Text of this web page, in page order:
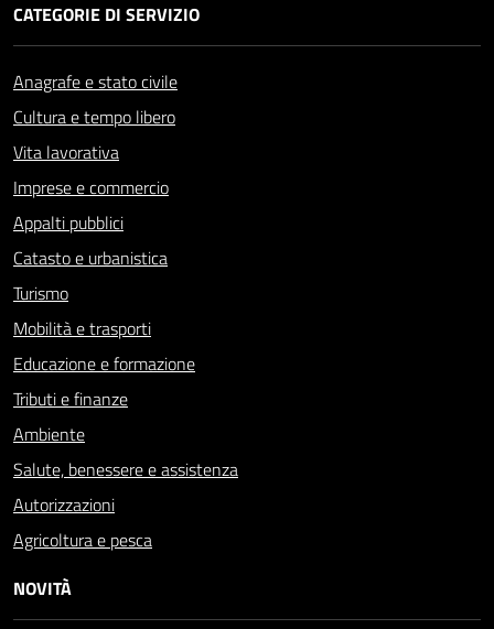
CATEGORIE DI SERVIZIO
Anagrafe e stato civile
Cultura e tempo libero
Vita lavorativa
Imprese e commercio
Appalti pubblici
Catasto e urbanistica
Turismo
Mobilità e trasporti
Educazione e formazione
Tributi e finanze
Ambiente
Salute, benessere e assistenza
Autorizzazioni
Agricoltura e pesca
NOVITÀ